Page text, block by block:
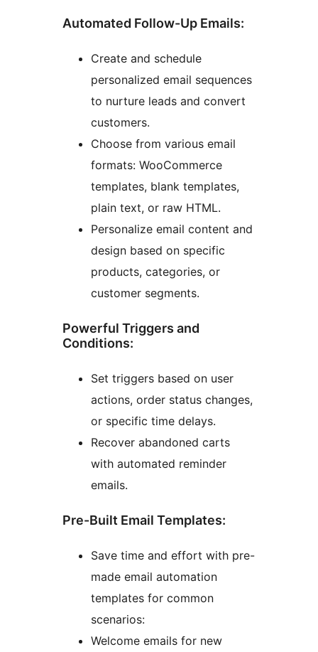
Automated Follow-Up Emails:
Create and schedule
personalized email sequences
to nurture leads and convert
customers.
Choose from various email
formats: WooCommerce
templates, blank templates,
plain text, or raw HTML.
Personalize email content and
design based on specific
products, categories, or
customer segments.
Powerful Triggers and
Conditions:
Set triggers based on user
actions, order status changes,
or specific time delays.
Recover abandoned carts
with automated reminder
emails.
Pre-Built Email Templates:
Save time and effort with pre-
made email automation
templates for common
scenarios:
Welcome emails for new